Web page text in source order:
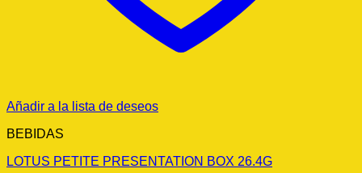
Añadir a la lista de deseos
BEBIDAS
LOTUS PETITE PRESENTATION BOX 26.4G